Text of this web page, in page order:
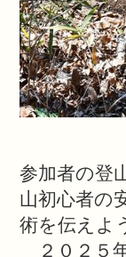
参加者の登
山初心者の
術を伝えよ
２０２５